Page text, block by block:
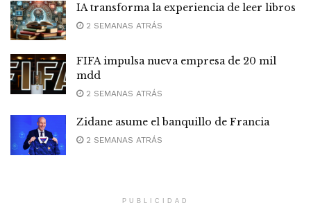
IA transforma la experiencia de leer libros
2 SEMANAS ATRÁS
FIFA impulsa nueva empresa de 20 mil
mdd
2 SEMANAS ATRÁS
Zidane asume el banquillo de Francia
2 SEMANAS ATRÁS
PUBLICIDAD